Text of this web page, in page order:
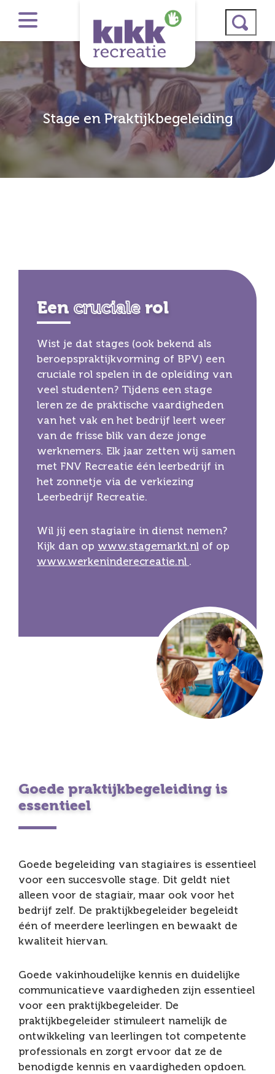
Stage en Praktijkbegeleiding
Een cruciale rol
Wist je dat stages (ook bekend als
beroepspraktijkvorming of BPV) een
cruciale rol spelen in de opleiding van
veel studenten? Tijdens een stage
leren ze de praktische vaardigheden
van het vak en het bedrijf leert weer
van de frisse blik van deze jonge
werknemers. Elk jaar zetten wij samen
met FNV Recreatie één leerbedrijf in
het zonnetje via de verkiezing
Leerbedrijf Recreatie.
Wil jij een stagiaire in dienst nemen?
Kijk dan op www.stagemarkt.nl of op
www.werkeninderecreatie.nl .
Goede praktijkbegeleiding is
essentieel
Goede begeleiding van stagiaires is essentieel
voor een succesvolle stage. Dit geldt niet
alleen voor de stagiair, maar ook voor het
bedrijf zelf. De praktijkbegeleider begeleidt
één of meerdere leerlingen en bewaakt de
kwaliteit hiervan.
Goede vakinhoudelijke kennis en duidelijke
communicatieve vaardigheden zijn essentieel
voor een praktijkbegeleider. De
praktijkbegeleider stimuleert namelijk de
ontwikkeling van leerlingen tot competente
professionals en zorgt ervoor dat ze de
benodigde kennis en vaardigheden opdoen.